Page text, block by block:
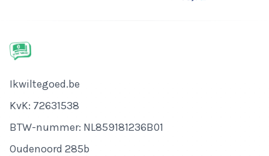
Bedrijfsnaam
Ikwiltegoed.be
KvK-nummer
KvK: 72631538
Btw-nummer
BTW-nummer: NL859181236B01
Adres
Oudenoord 285b